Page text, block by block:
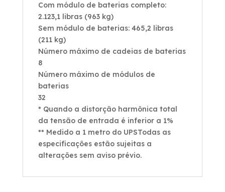
Com módulo de baterias completo:
2.123,1 libras (963 kg)
Sem módulo de baterias: 465,2 libras
(211 kg)
Número máximo de cadeias de baterias
8
Número máximo de módulos de
baterias
32
* Quando a distorção harmônica total
da tensão de entrada é inferior a 1%
** Medido a 1 metro do UPSTodas as
especificações estão sujeitas a
alterações sem aviso prévio.